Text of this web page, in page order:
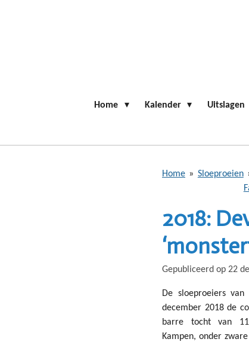
Home Kalender Uitslagen
Home » Sloeproeien
2018:
Gepubliceerd op 22
De sloeproeiers
december 2018 de
barre tocht van
Kampen, onder